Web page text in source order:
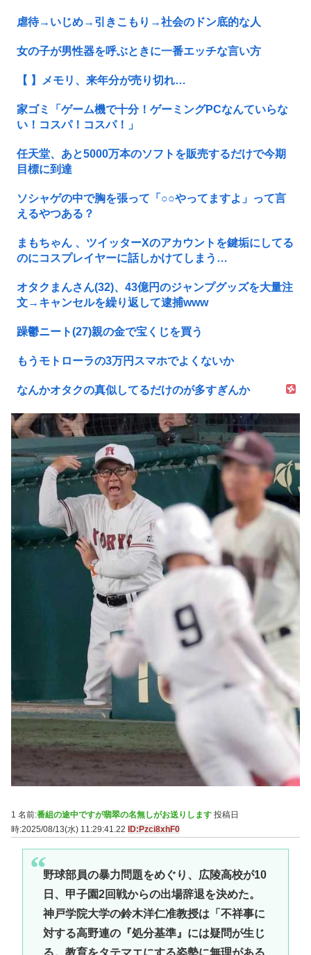
虐待→いじめ→引きこもり→社会のドン底的な人
女の子が男性器を呼ぶときに一番エッチな言い方
【 】メモリ、来年分が売り切れ…
家ゴミ「ゲーム機で十分！ゲーミングPCなんていらな
い！コスパ！コスパ！」
任天堂、あと5000万本のソフトを販売するだけで今期
目標に到達
ソシャゲの中で胸を張って「○○やってますよ」って言
えるやつある？
まもちゃん 、ツイッターXのアカウントを鍵垢にしてる
のにコスプレイヤーに話しかけてしまう…
オタクまんさん(32)、43億円のジャンプグッズを大量注
文→キャンセルを繰り返して逮捕www
躁鬱ニート(27)親の金で宝くじを買う
もうモトローラの3万円スマホでよくないか
なんかオタクの真似してるだけのが多すぎんか
1 名前:番組の途中ですが翡翠の名無しがお送りします 投稿日
時:2025/08/13(水) 11:29:41.22
ID:Pzci8xhF0
野球部員の暴力問題をめぐり、広陵高校が10
日、甲子園2回戦からの出場辞退を決めた。
神戸学院大学の鈴木洋仁准教授は「不祥事に
対する高野連の『処分基準』には疑問が生じ
る。教育をタテマエにする姿勢に無理がある